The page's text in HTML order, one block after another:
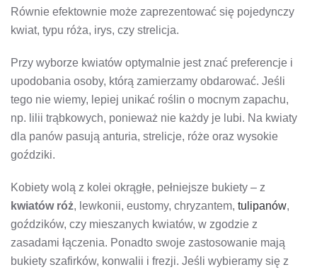
Równie efektownie może zaprezentować się pojedynczy
kwiat, typu róża, irys, czy strelicja.
Przy wyborze kwiatów optymalnie jest znać preferencje i
upodobania osoby, którą zamierzamy obdarować. Jeśli
tego nie wiemy, lepiej unikać roślin o mocnym zapachu,
np. lilii trąbkowych, ponieważ nie każdy je lubi. Na kwiaty
dla panów pasują anturia, strelicje, róże oraz wysokie
goździki.
Kobiety wolą z kolei okrągłe, pełniejsze bukiety – z
kwiatów róż, lewkonii, eustomy, chryzantem, tulipanów,
goździków, czy mieszanych kwiatów, w zgodzie z
zasadami łączenia. Ponadto swoje zastosowanie mają
bukiety szafirków, konwalii i frezji. Jeśli wybieramy się z